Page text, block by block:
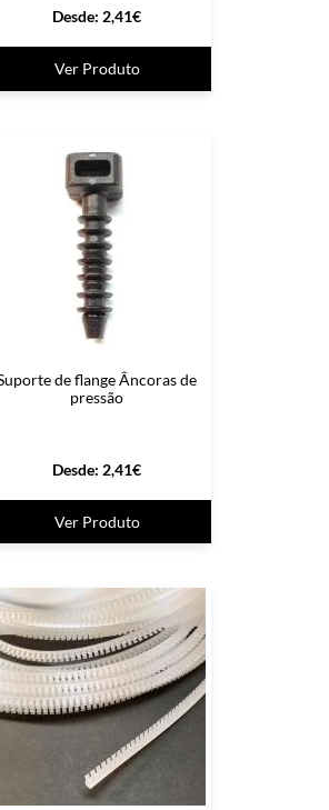
Desde: 2,41€
Ver Produto
de flange Âncoras de
pressão
Desde: 2,41€
Ver Produto